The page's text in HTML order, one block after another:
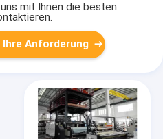
mit Ihnen die besten
Ihre Anforderung